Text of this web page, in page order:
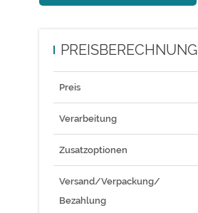
PREISBERECHNUNG
Preis
Verarbeitung
Zusatzoptionen
Versand/Verpackung/
Bezahlung